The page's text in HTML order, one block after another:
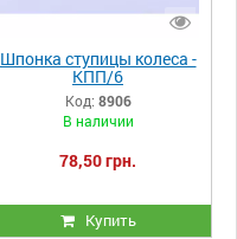
Шпонка ступицы колеса -
КПП/6
Код: 8906
В наличии
78,50 грн.
Купить